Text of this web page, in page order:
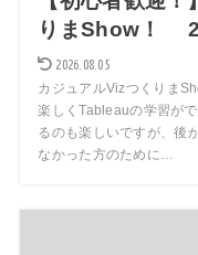
りまShow！
2026.08.05
カジュアルVizつくりま
楽しくTableauの学習が
るのも楽しいですが、後
なかった方のために…